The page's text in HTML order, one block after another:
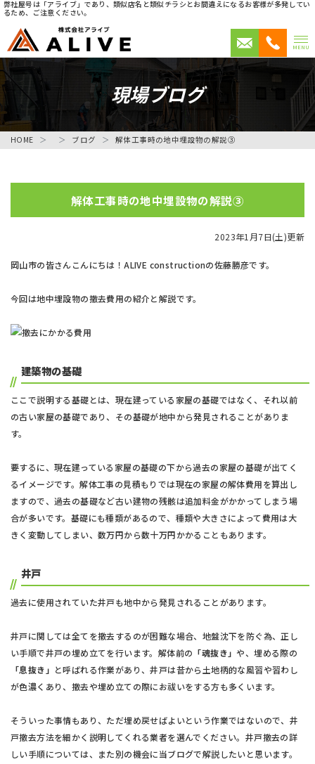
弊社屋号は「アライブ」であり、類似店名と類似チラシとお間違えになるお客様が多発してい
るため、ご注意ください。
MENU
現場ブログ
HOME ブログ 解体工事時の地中埋設物の解説③
解体工事時の地中埋設物の解説③
2023年1月7日(土)更新
岡山市の皆さんこんにちは！ALIVE constructionの佐藤勝彦です。
今回は地中埋設物の撤去費用の紹介と解説です。
建築物の基礎
ここで説明する基礎とは、現在建っている家屋の基礎ではなく、それ以前
の古い家屋の基礎であり、その基礎が地中から発見されることがありま
す。
要するに、現在建っている家屋の基礎の下から過去の家屋の基礎が出てく
るイメージです。解体工事の見積もりでは現在の家屋の解体費用を算出し
ますので、過去の基礎など古い建物の残骸は追加料金がかかってしまう場
合が多いです。基礎にも種類があるので、種類や大きさによって費用は大
きく変動してしまい、数万円から数十万円かかることもあります。
井戸
過去に使用されていた井戸も地中から発見されることがあります。
井戸に関しては全てを撤去するのが困難な場合、地盤沈下を防ぐ為、正し
い手順で井戸の埋め立てを行います。解体前の 「魂抜き」 や、埋める際の
「息抜き」 と呼ばれる作業があり、井戸は昔から土地柄的な風習や習わし
が色濃くあり、撤去や埋め立ての際にお祓いをする方も多くいます。
そういった事情もあり、ただ埋め戻せばよいという作業ではないので、井
戸撤去方法を細かく説明してくれる業者を選んでください。井戸撤去の詳
しい手順については、また別の機会に当ブログで解説したいと思います。